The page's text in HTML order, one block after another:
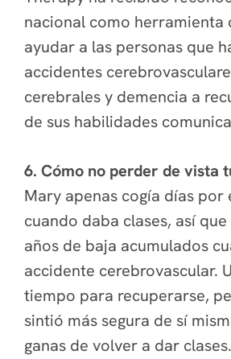
nacional como herramienta
ayudar a las personas que
accidentes
cerebrales y demencia a
de sus habilidades
6. Cómo no perder de vista
Mary apenas cogía días por
cuando daba clases, así
años de baja acumulados
accidente cerebrovascular.
tiempo para recuperarse,
sintió más segura de sí
ganas de volver a dar